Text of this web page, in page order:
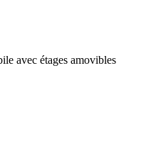
avec étages amovibles